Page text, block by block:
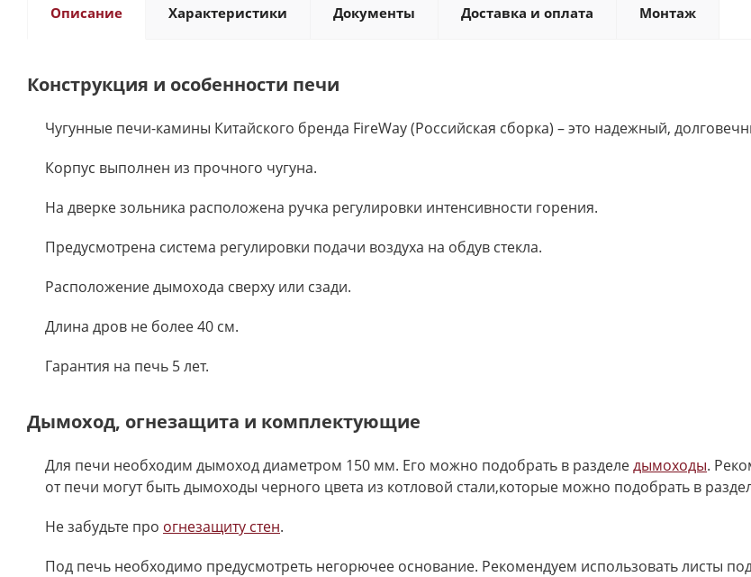
Описание Характеристики Документы Доставка и оплата Монтаж
Конструкция и особенности печи
Чугунные печи-камины Китайского бренда FireWay (Российская сборка) – это надежный,
Корпус выполнен из прочного чугуна.
На дверке зольника расположена ручка регулировки интенсивности горения.
Предусмотрена система регулировки подачи воздуха на обдув стекла.
Расположение дымохода сверху или сзади.
Длина дров не более 40 см.
Гарантия на печь 5 лет.
Дымоход, огнезащита и комплектующие
Для печи необходим дымоход диаметром 150 мм. Его можно подобрать в разделедымоходы.
от печи могут быть дымоходы черного цвета из котловой стали,которые можно подобрать в
Не забудьте про огнезащиту стен.
Под печь необходимо предусмотреть негорючее основание. Рекомендуем использовать листы